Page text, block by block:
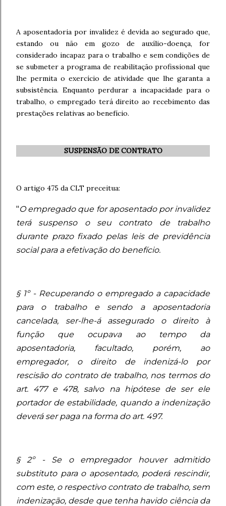
A aposentadoria por invalidez é devida ao segurado que,
estando ou não em gozo de auxílio-doença, for
considerado incapaz para o trabalho e sem condições de
se submeter a programa de reabilitação profissional que
lhe permita o exercício de atividade que lhe garanta a
subsistência. Enquanto perdurar a incapacidade para o
trabalho, o empregado terá direito ao recebimento das
prestações relativas ao benefício.
SUSPENSÃO DE CONTRATO
O artigo 475 da CLT preceitua:
"O empregado que for aposentado por invalidez
terá suspenso o seu contrato de trabalho
durante prazo fixado pelas leis de previdência
social para a efetivação do benefício.
§ 1º - Recuperando o empregado a capacidade
para o trabalho e sendo a aposentadoria
cancelada, ser-lhe-á assegurado o direito à
função que ocupava ao tempo da
aposentadoria, facultado, porém, ao
empregador, o direito de indenizá-lo por
rescisão do contrato de trabalho, nos termos do
art. 477 e 478, salvo na hipótese de ser ele
portador de estabilidade, quando a indenização
deverá ser paga na forma do art. 497.
§ 2º - Se o empregador houver admitido
substituto para o aposentado, poderá rescindir,
com este, o respectivo contrato de trabalho, sem
indenização, desde que tenha havido ciência da